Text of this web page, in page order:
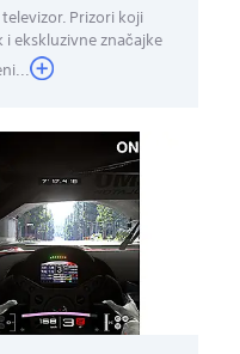
Prizori koji
ekskluzivne značajke